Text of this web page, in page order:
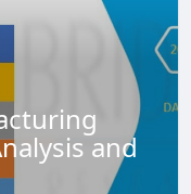
and